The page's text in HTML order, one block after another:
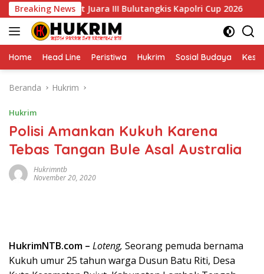
Langsung
ke
konten
Breaking News
NTB Rebut Juara III Bulutangkis Kapolri Cup 2026
Home Head Line Peristiwa Hukrim Sosial Budaya
Beranda Hukrim
Hukrim
Polisi Amankan Kukuh Karena
Tebas Tangan Bule Asal Australia
Hukrimntb
November 20, 2020
HukrimNTB.com – Loteng, Seorang pemuda bernama
Kukuh umur 25 tahun warga Dusun Batu Riti, Desa